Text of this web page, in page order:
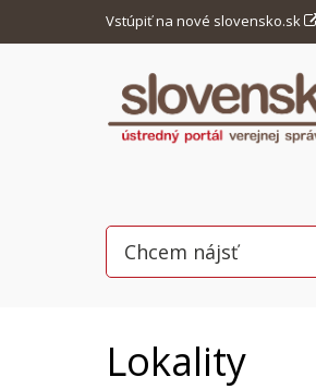
Vstúpiť na nové slovensko.sk
Lokality